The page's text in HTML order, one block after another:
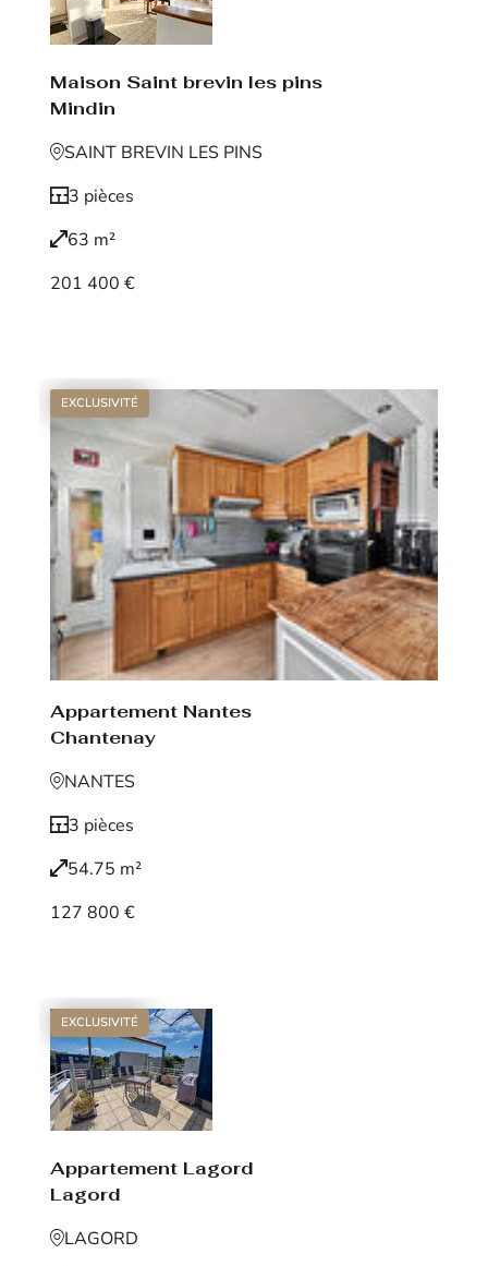
Maison Saint brevin les pins
Mindin
SAINT BREVIN LES PINS
3 pièces
63 m²
201 400 €
EXCLUSIVITÉ
Appartement Nantes
Chantenay
NANTES
3 pièces
54.75 m²
127 800 €
EXCLUSIVITÉ
Appartement Lagord
Lagord
LAGORD